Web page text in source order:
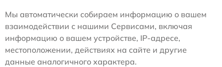
Мы автоматически собираем информацию о вашем
взаимодействии с нашими Сервисами, включая
информацию о вашем устройстве, IP-адресе,
местоположении, действиях на сайте и другие
данные аналогичного характера.